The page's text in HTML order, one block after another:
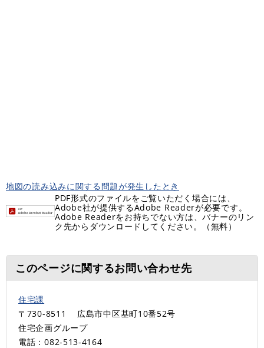
地図の読み込みに関する問題が発生したとき
PDF形式のファイルをご覧いただく場合には、
Adobe社が提供するAdobe Readerが必要です。
Adobe Readerをお持ちでない方は、バナーのリン
ク先からダウンロードしてください。（無料）
このページに関するお問い合わせ先
住宅課
〒730-8511
広島市中区基町10番52号
住宅企画グループ
電話：082-513-4164